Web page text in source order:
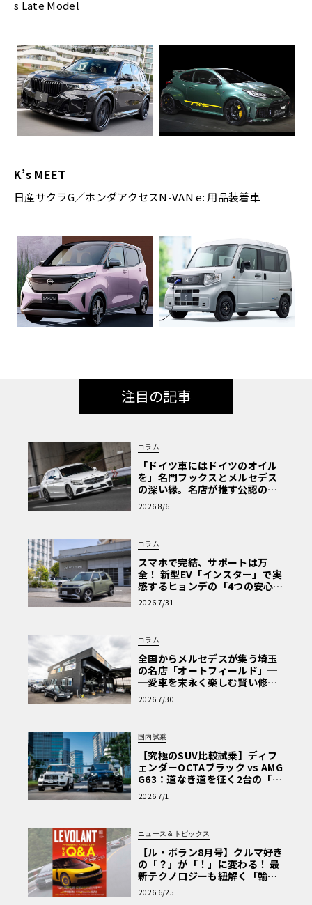
s Late Model
K’s MEET
日産サクラG／ホンダアクセスN-VAN e: 用品装着車
注目の記事
コラム
「ドイツ車にはドイツのオイル
を」名門フックスとメルセデス
の深い縁。名店が推す公認の安
心と、Cクラスで味わうシルキー
な走り〈PR〉
2026 8/6
コラム
スマホで完結、サポートは万
全！ 新型EV「インスター」で実
感するヒョンデの「4つの安心」
【第1回・ヒョンデ6つの疑問：
Why? Hyundai?】〈PR〉
2026 7/31
コラム
全国からメルセデスが集う埼玉
の名店「オートフィールド」─
─愛車を末永く楽しむ賢い修理
術と、プロがフックス製オイル
を選ぶ理由〈PR〉
2026 7/30
国内試乗
【究極のSUV比較試乗】ディフ
ェンダーOCTAブラック vs AMG
G63：道なき道を征く2台の「対
極的アプローチ」
2026 7/1
ニュース＆トピックス
【ル・ボラン8月号】クルマ好き
の「？」が「！」に変わる！ 最
新テクノロジーも紐解く「輸入
車Q&A」
2026 6/25